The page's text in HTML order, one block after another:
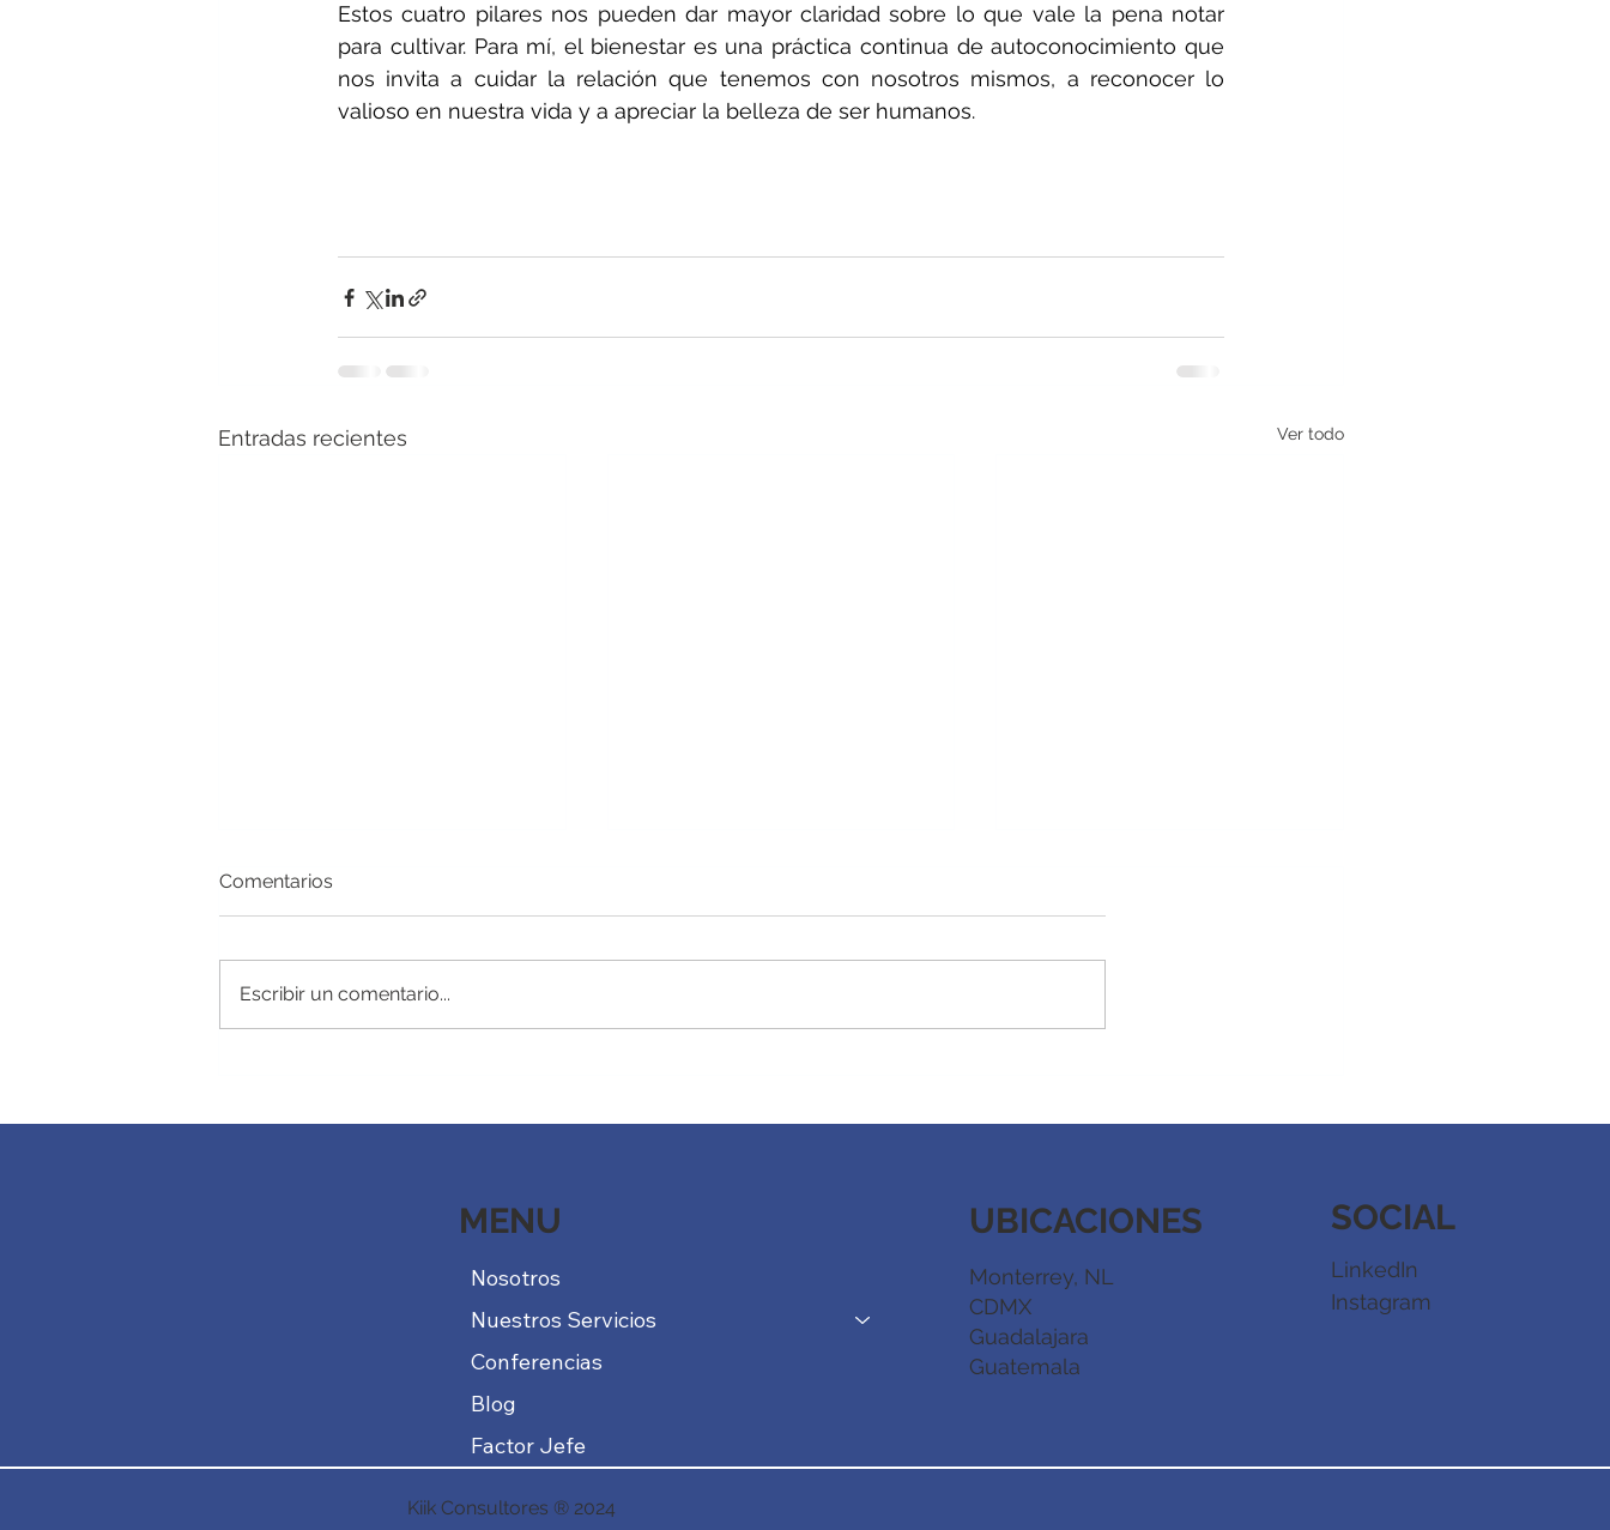
Estos cuatro pilares nos pueden dar mayor claridad sobre lo que vale la pena notar
para cultivar. Para mí, el bienestar es una práctica continua de autoconocimiento que
nos invita a cuidar la relación que tenemos con nosotros mismos, a reconocer lo
valioso en nuestra vida y a apreciar la belleza de ser humanos.
Entradas recientes Ver todo
Dúo dinámico
Redefiniendo el éxito
Comentarios
Escribir un comentario...
MENU
Nosotros
Nuestros Servicios
Conferencias
Blog
Factor Jefe
Monterrey, NL
CDMX
Guadalajara
Guatemala
UBICACIONES
LinkedIn
SOCIAL
Instagram
Kiik Consultores ® 2024